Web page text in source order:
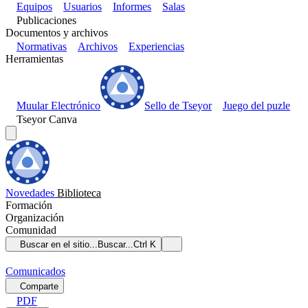
Equipos Usuarios Informes
Salas
Publicaciones
Documentos y archivos
Normativas
Archivos
Experiencias
Herramientas
Muular Electrónico Sello de Tseyor
Juego del puzle
Tseyor Canva
Novedades Biblioteca
Formación
Organización
Comunidad
Buscar en el sitio... Buscar...Ctrl K
Comunicados
Comparte
PDF